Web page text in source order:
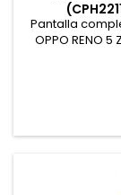
Pantalla
OPPO RENO